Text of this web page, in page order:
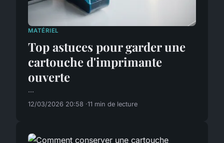
MATÉRIEL
Top astuces pour garder une
cartouche d'imprimante
ouverte
...
12/03/2026 20:58 11 min de lecture